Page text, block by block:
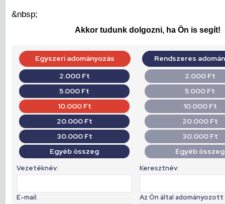
&nbsp;
Akkor tudunk dolgozni, ha Ön is segít!